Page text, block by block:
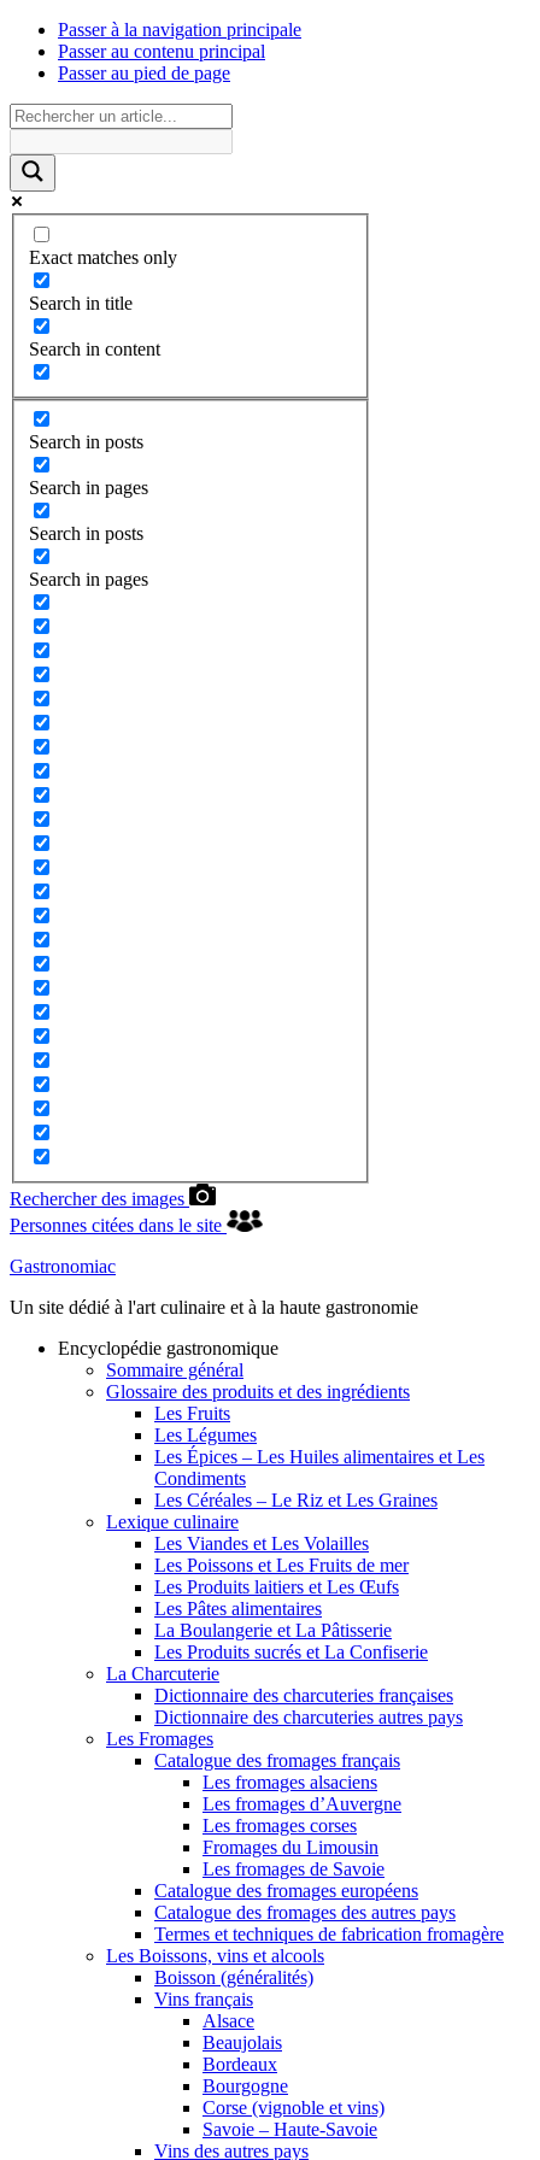
Passer à la navigation principale
Passer au contenu principal
Passer au pied de page
Exact matches only
Search in title
Search in content
Search in posts
Search in pages
Search in posts
Search in pages
Rechercher des images
Personnes citées dans le site
Gastronomiac
Un site dédié à l'art culinaire et à la haute gastronomie
Encyclopédie gastronomique
Sommaire général
Glossaire des produits et des ingrédients
Les Fruits
Les Légumes
Les Épices – Les Huiles alimentaires et Les
Condiments
Les Céréales – Le Riz et Les Graines
Lexique culinaire
Les Viandes et Les Volailles
Les Poissons et Les Fruits de mer
Les Produits laitiers et Les Œufs
Les Pâtes alimentaires
La Boulangerie et La Pâtisserie
Les Produits sucrés et La Confiserie
La Charcuterie
Dictionnaire des charcuteries françaises
Dictionnaire des charcuteries autres pays
Les Fromages
Catalogue des fromages français
Les fromages alsaciens
Les fromages d’Auvergne
Les fromages corses
Fromages du Limousin
Les fromages de Savoie
Catalogue des fromages européens
Catalogue des fromages des autres pays
Termes et techniques de fabrication fromagère
Les Boissons, vins et alcools
Boisson (généralités)
Vins français
Alsace
Beaujolais
Bordeaux
Bourgogne
Corse (vignoble et vins)
Savoie – Haute-Savoie
Vins des autres pays